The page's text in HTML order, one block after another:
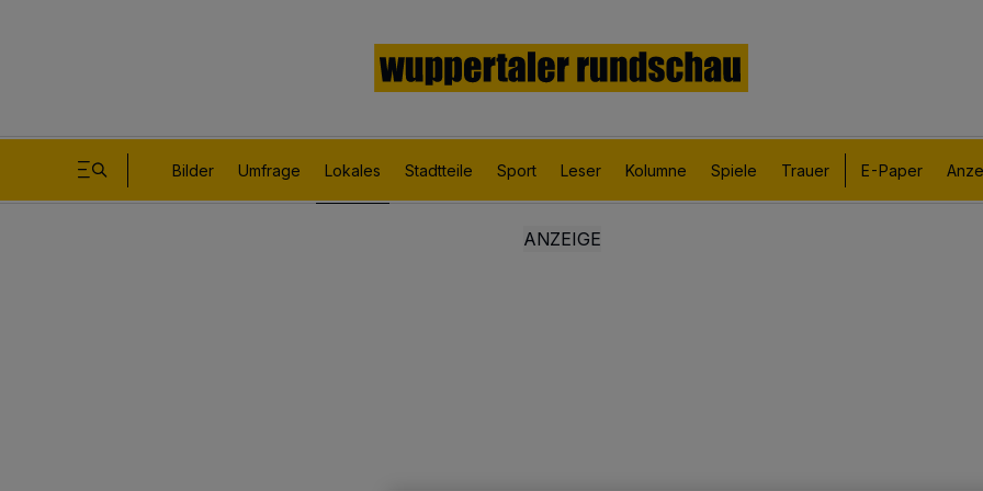
Bilder Umfrage Lokales Stadtteile Sport Leser Kolumne Spiele Trauer E-Paper